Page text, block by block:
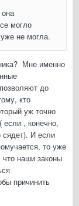
могло
не могла.
Мне именно
до
кто
уж точно
если , конечно,
сядет). И если
то уже
наши законы
причинить